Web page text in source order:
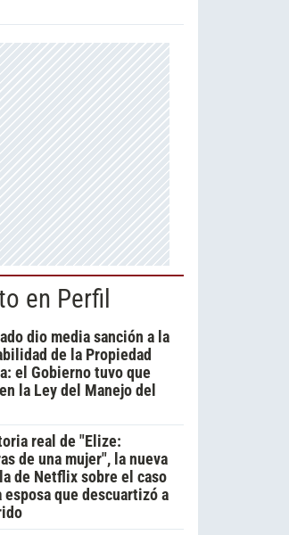
en Perfil
dio media sanción a la
de la Propiedad
el Gobierno tuvo que
la Ley del Manejo del
real de "Elize:
de una mujer", la nueva
de Netflix sobre el caso
esposa que descuartizó a